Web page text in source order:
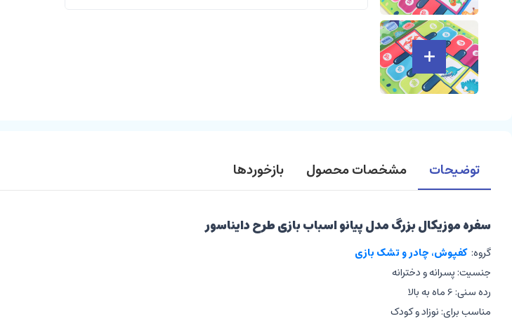
توضیحات مشخصات محصول بازخوردها
سفره موزیکال بزرگ مدل پیانو اسباب بازی طرح دایناسور
گروه:کفپوش، چادر و تشک بازی
جنسیت: پسرانه و دخترانه
رده سنی: 6 ماه به بالا
مناسب برای: نوزاد و کودک